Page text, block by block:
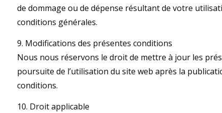
de dommage ou de dépense résultant de votre
conditions générales.
9. Modifications des présentes conditions
Nous nous réservons le droit de mettre à jour les
poursuite de l’utilisation du site web après la
conditions.
10. Droit applicable